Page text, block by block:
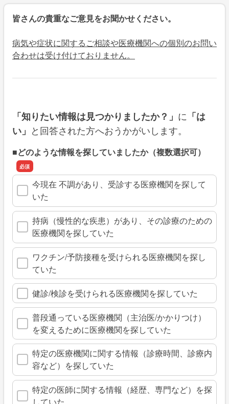
皆さんの貴重なご意見をお聞かせください。
病気や症状に関するご相談や医療機関への個別のお問い
合わせは受け付けておりません。
「知りたい情報は見つかりましたか？」 に 「は
い」 と回答された方へおうかがいします。
■どのような情報を探していましたか（複数選択可）
今現在 不調があり、受診する医療機関を探して
いた
持病（慢性的な疾患）があり、その診療のための
医療機関を探していた
ワクチン/予防接種を受けられる医療機関を探し
ていた
健診/検診を受けられる医療機関を探していた
普段通っている医療機関（主治医/かかりつけ）
を変えるために医療機関を探していた
特定の医療機関に関する情報（診療時間、診療内
容など）を探していた
特定の医師に関する情報（経歴、専門など）を探